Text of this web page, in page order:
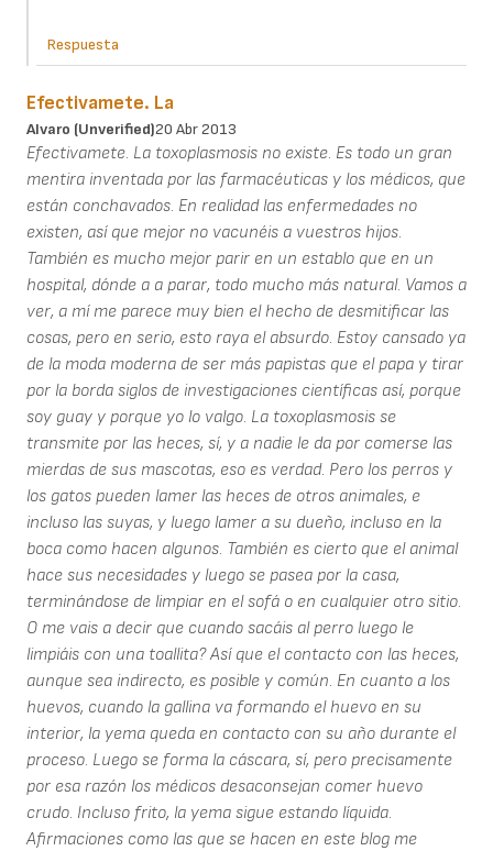
Respuesta
Efectivamete. La
Alvaro (unverified)20 Abr 2013
Efectivamete. La toxoplasmosis no existe. Es todo un gran
mentira inventada por las farmacéuticas y los médicos, que
están conchavados. En realidad las enfermedades no
existen, así que mejor no vacunéis a vuestros hijos.
También es mucho mejor parir en un establo que en un
hospital, dónde a a parar, todo mucho más natural. Vamos a
ver, a mí me parece muy bien el hecho de desmitificar las
cosas, pero en serio, esto raya el absurdo. Estoy cansado ya
de la moda moderna de ser más papistas que el papa y tirar
por la borda siglos de investigaciones científicas así, porque
soy guay y porque yo lo valgo. La toxoplasmosis se
transmite por las heces, sí, y a nadie le da por comerse las
mierdas de sus mascotas, eso es verdad. Pero los perros y
los gatos pueden lamer las heces de otros animales, e
incluso las suyas, y luego lamer a su dueño, incluso en la
boca como hacen algunos. También es cierto que el animal
hace sus necesidades y luego se pasea por la casa,
terminándose de limpiar en el sofá o en cualquier otro sitio.
O me vais a decir que cuando sacáis al perro luego le
limpiáis con una toallita? Así que el contacto con las heces,
aunque sea indirecto, es posible y común. En cuanto a los
huevos, cuando la gallina va formando el huevo en su
interior, la yema queda en contacto con su año durante el
proceso. Luego se forma la cáscara, sí, pero precisamente
por esa razón los médicos desaconsejan comer huevo
crudo. Incluso frito, la yema sigue estando líquida.
Afirmaciones como las que se hacen en este blog me